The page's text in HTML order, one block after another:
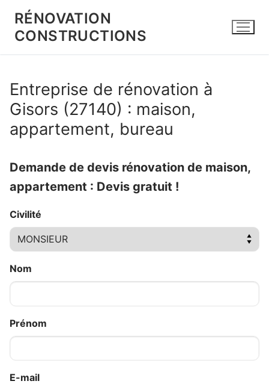
contenu
RÉNOVATION
CONSTRUCTIONS
Entreprise de rénovation à
Gisors (27140) : maison,
appartement, bureau
Demande de devis rénovation de maison,
appartement : Devis gratuit !
Civilité
Nom
Prénom
E-mail